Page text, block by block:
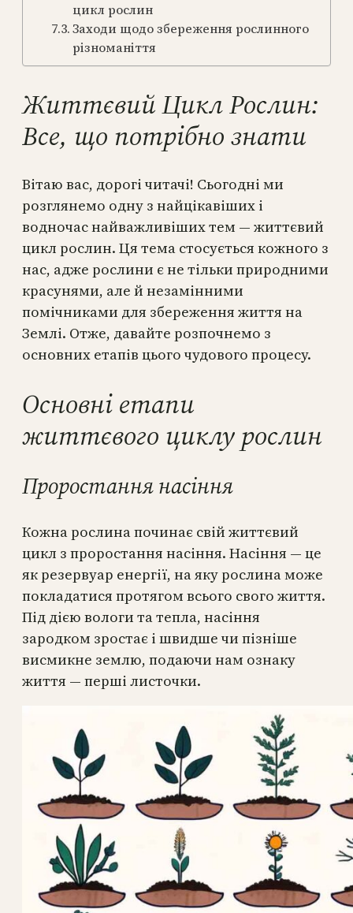
цикл рослин
Заходи щодо збереження рослинного
різноманіття
Життєвий Цикл Рослин:
Все, що потрібно знати
Вітаю вас, дорогі читачі! Сьогодні ми
розглянемо одну з найцікавіших і
водночас найважливіших тем — життєвий
цикл рослин. Ця тема стосується кожного з
нас, адже рослини є не тільки природними
красунями, але й незамінними
помічниками для збереження життя на
Землі. Отже, давайте розпочнемо з
основних етапів цього чудового процесу.
Основні етапи
життєвого циклу рослин
Проростання насіння
Кожна рослина починає свій життєвий
цикл з проростання насіння. Насіння — це
як резервуар енергії, на яку рослина може
покладатися протягом всього свого життя.
Під дією вологи та тепла, насіння
зародком зростає і швидше чи пізніше
висмикне землю, подаючи нам ознаку
життя — перші листочки.